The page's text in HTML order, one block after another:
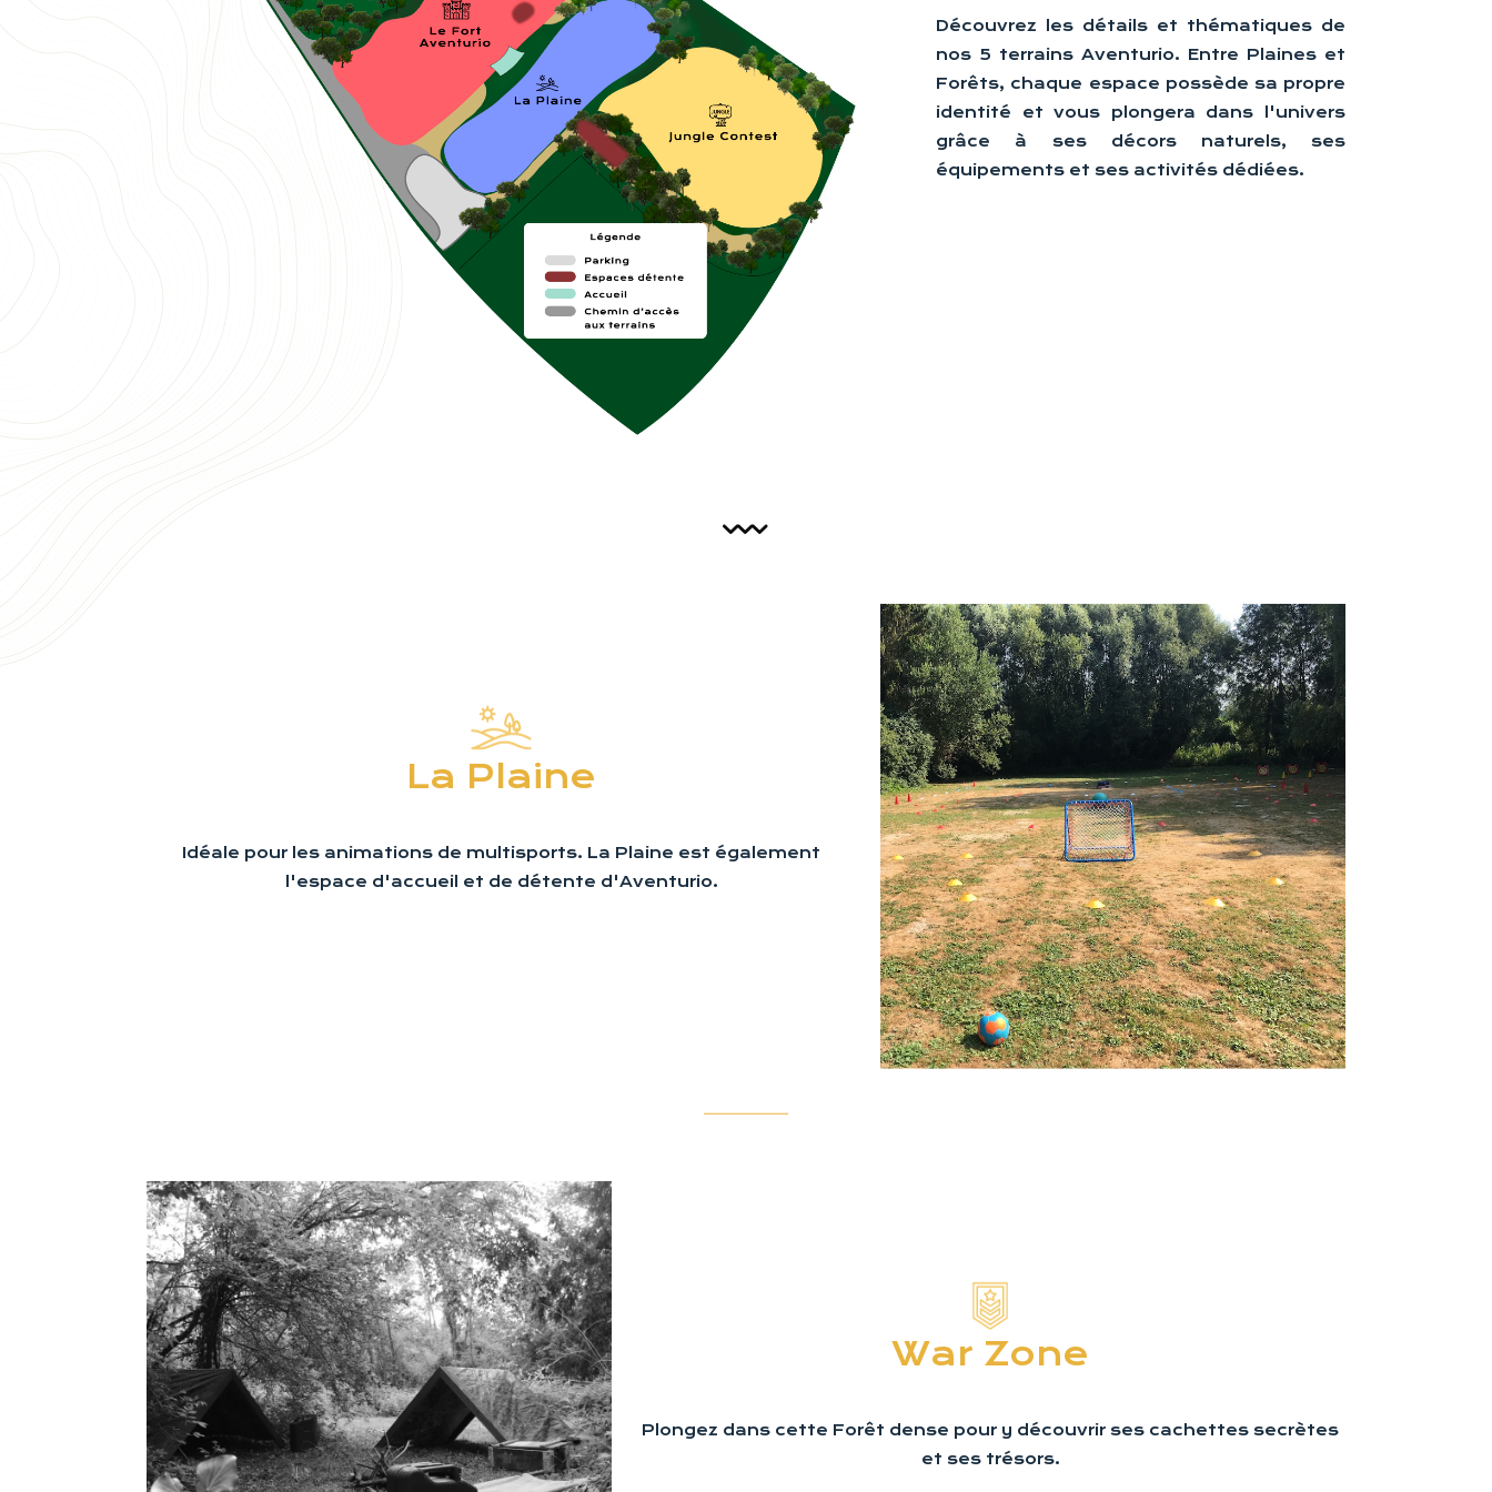
Découvrez les détails et thématiques de
nos 5 terrains Aventurio. Entre Plaines et
Forêts, chaque espace possède sa propre
identité et vous plongera dans l'univers
grâce à ses décors naturels, ses
équipements et ses activités dédiées.
La Plaine
Idéale pour les animations de multisports. La Plaine est également
l'espace d'accueil et de détente d'Aventurio.
War Zone
Plongez dans cette Forêt dense pour y découvrir ses cachettes secrètes
et ses trésors.